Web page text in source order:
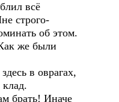
всё
строго-
об этом.
же были
в оврагах,
брать! Иначе